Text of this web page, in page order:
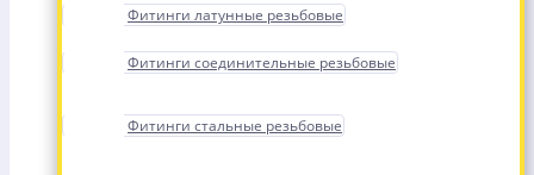
Фитинги латунные резьбовые
Фитинги соединительные резьбовые
Фитинги стальные резьбовые